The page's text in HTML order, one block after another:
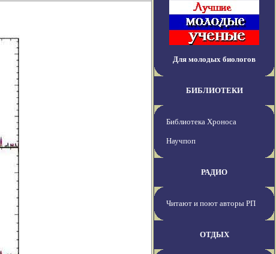
Для молодых биологов
БИБЛИОТЕКИ
Библиотека Хроноса
Научпоп
РАДИО
Читают и поют авторы РП
ОТДЫХ